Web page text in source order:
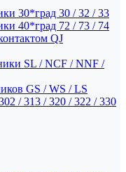
30*град 30 / 32 / 33
40*град 72 / 73 / 74
QJ
SL / NCF / NNF /
GS / WS / LS
/ 313 / 320 / 322 / 330